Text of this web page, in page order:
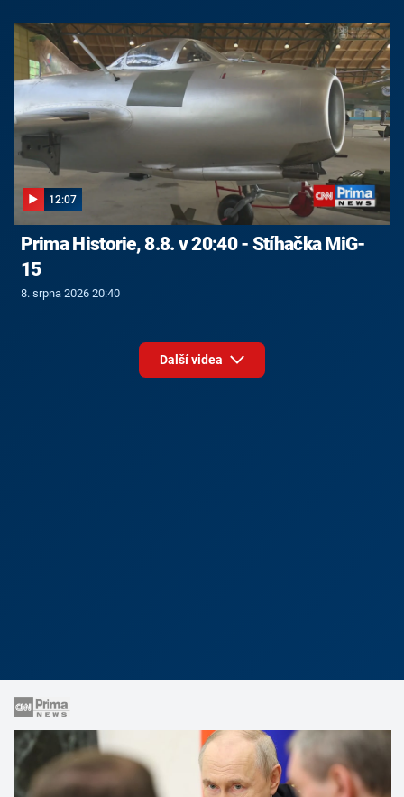
12:07
Prima Historie, 8.8. v 20:40 - Stíhačka MiG-
15
8. srpna 2026 20:40
Další videa